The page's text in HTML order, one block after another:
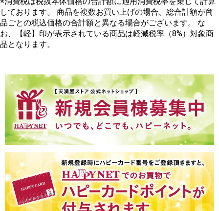
しております。 商品を複数お買い上げの場合、総合計額が商
品ごとの税込価格の合計額と異なる場合がございます。 な
お、【軽】印が表示されている商品は軽減税率（8%）対象商
品となります。